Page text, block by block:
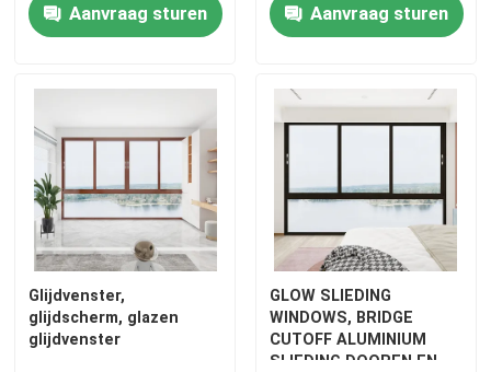
Aanvraag sturen Aanvraag sturen
Glijdvenster,
glijdscherm, glazen
glijdvenster
GLOW SLIEDING
WINDOWS, BRIDGE
CUTOFF ALUMINIUM
SLIEDING DOOREN EN